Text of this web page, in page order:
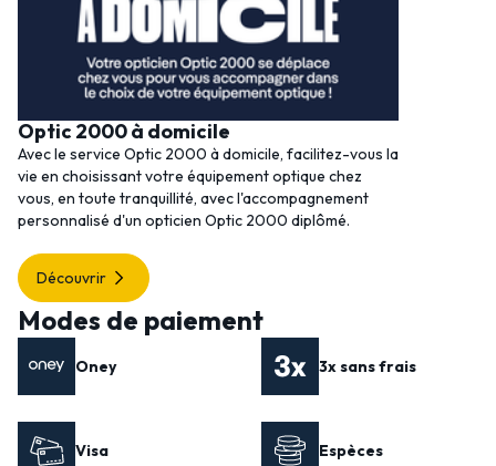
Optic 2000 à domicile
Avec le service Optic 2000 à domicile, facilitez-vous la
vie en choisissant votre équipement optique chez
vous, en toute tranquillité, avec l'accompagnement
personnalisé d'un opticien Optic 2000 diplômé.
Découvrir
Modes de paiement
Oney 3x sans frais
Visa Espèces